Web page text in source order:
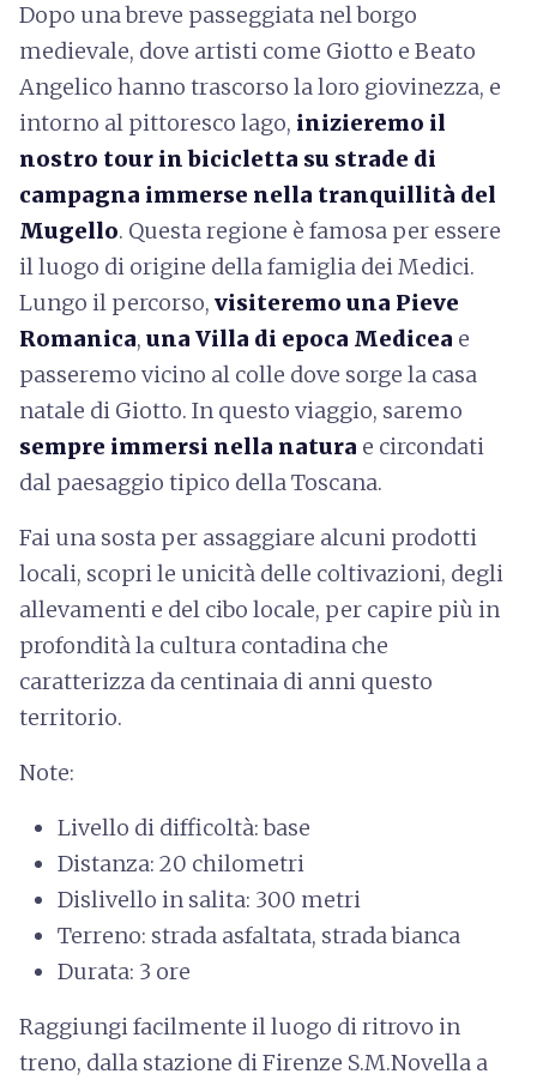
Dopo una breve passeggiata nel borgo
medievale, dove artisti come Giotto e Beato
Angelico hanno trascorso la loro giovinezza, e
intorno al pittoresco lago, inizieremo il
nostro tour in bicicletta su strade di
campagna immerse nella tranquillità del
Mugello. Questa regione è famosa per essere
il luogo di origine della famiglia dei Medici.
Lungo il percorso, visiteremo una Pieve
Romanica, una Villa di epoca Medicea e
passeremo vicino al colle dove sorge la casa
natale di Giotto. In questo viaggio, saremo
sempre immersi nella natura e circondati
dal paesaggio tipico della Toscana.
Fai una sosta per assaggiare alcuni prodotti
locali, scopri le unicità delle coltivazioni, degli
allevamenti e del cibo locale, per capire più in
profondità la cultura contadina che
caratterizza da centinaia di anni questo
territorio.
Note:
Livello di difficoltà: base
Distanza: 20 chilometri
Dislivello in salita: 300 metri
Terreno: strada asfaltata, strada bianca
Durata: 3 ore
Raggiungi facilmente il luogo di ritrovo in
treno, dalla stazione di Firenze S.M.Novella a